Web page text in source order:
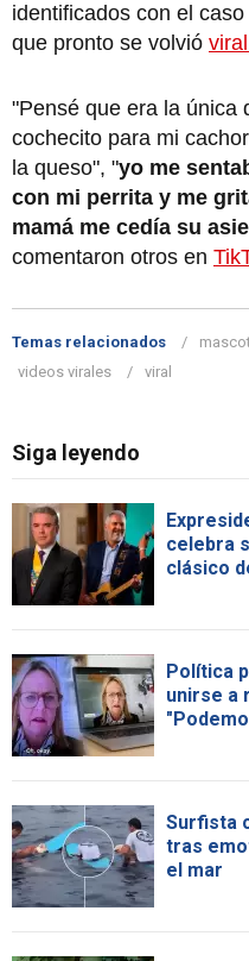
identificados con el
que pronto se volvió
"Pensé que era la única
cochecito para mi
la queso", "yo me
con mi perrita y me
mamá me cedía su
comentaron otros en
Temas relacionados
videos virales
viral
Siga leyendo
celebra
clásico
Política
unirse a
Surfista
tras
el mar